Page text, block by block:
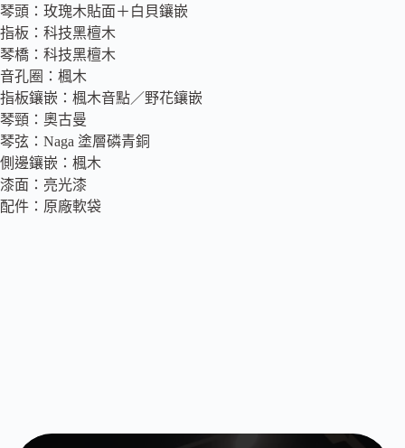
琴頭：玫瑰木貼面＋白貝鑲嵌
指板：科技黑檀木
琴橋：科技黑檀木
音孔圈：楓木
指板鑲嵌：楓木音點／野花鑲嵌
琴頸：奧古曼
琴弦：Naga 塗層磷青銅
側邊鑲嵌：楓木
漆面：亮光漆
配件：原廠軟袋